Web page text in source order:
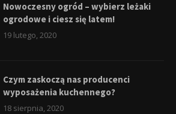
Nowoczesny ogród – wybierz leżaki
ogrodowe i ciesz się latem!
19 lutego, 2020
Czym zaskoczą nas producenci
wyposażenia kuchennego?
18 sierpnia, 2020